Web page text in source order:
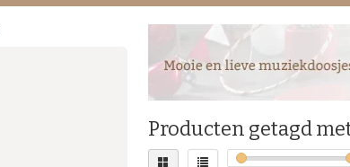
Producten getagd